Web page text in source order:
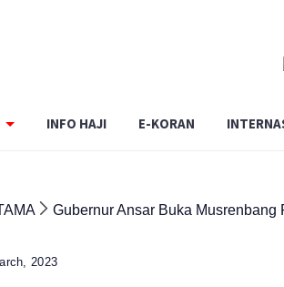
INFO HAJI E-KORAN
Gubernur Ansar Buka
2023